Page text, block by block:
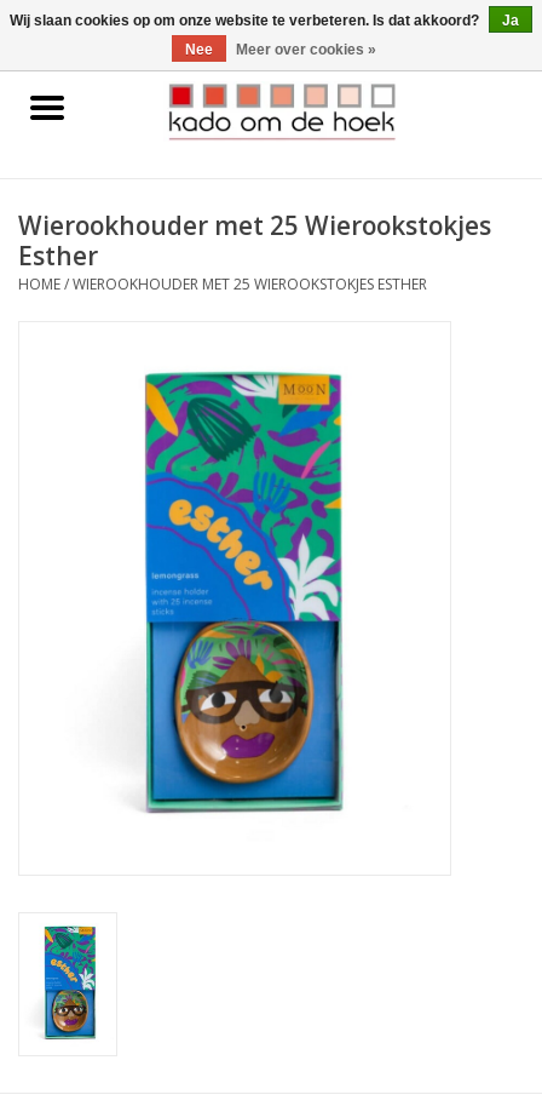
0 Artikelen - €0,00
Home
Gadgets
Wierookhouder met 25 Wierookstokjes
Esther
HOME/WIEROOKHOUDER MET 25 WIEROOKSTOKJES ESTHER
Wij slaan cookies op om onze website te verbeteren. Is dat akkoord?
Ja
Nee
Meer over cookies »